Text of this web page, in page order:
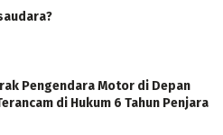
Pengendara Motor di Depan
di Hukum 6 Tahun Penjara